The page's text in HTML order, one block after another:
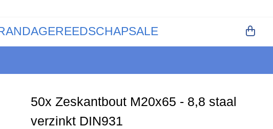
GEREEDSCHAPSALE
50x Zeskantbout M20x65 - 8,8 staal
verzinkt DIN931